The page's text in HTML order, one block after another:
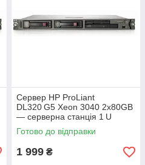
Сервер HP ProLiant
DL320 G5 Xeon 3040 2х80GB
— серверна станція 1 U
HSTNS-3150 Intel +2
TXN310110000000
Готово до відправки
1 999 ₴